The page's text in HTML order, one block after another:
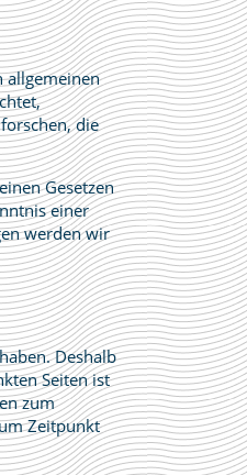
allgemeinen
die
Gesetzen
einer
werden wir
Deshalb
Seiten ist
zum
Zeitpunkt